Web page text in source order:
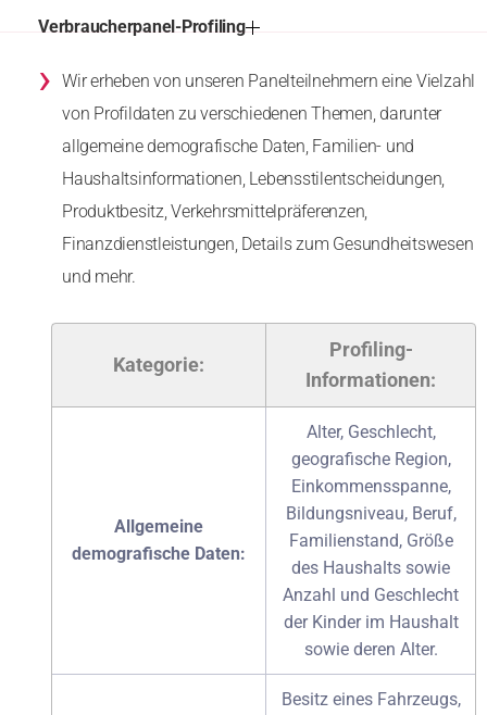
Verbraucherpanel-Profiling
› Wir erheben von unseren Panelteilnehmern eine Vielzahl
von Profildaten zu verschiedenen Themen, darunter
allgemeine demografische Daten, Familien- und
Haushaltsinformationen, Lebensstilentscheidungen,
Produktbesitz, Verkehrsmittelpräferenzen,
Finanzdienstleistungen, Details zum Gesundheitswesen
und mehr.
Kategorie:
Profiling-
Informationen:
Allgemeine
demografische Daten:
Alter, Geschlecht,
geografische Region,
Einkommensspanne,
Bildungsniveau, Beruf,
Familienstand, Größe
des Haushalts sowie
Anzahl und Geschlecht
der Kinder im Haushalt
sowie deren Alter.
Besitz eines Fahrzeugs,